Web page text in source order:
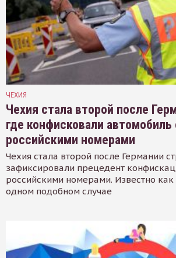
ЧЕХИЯ
Чехия стала второй после
где конфисковали автомобиль
российскими номерами
Чехия стала второй после Германии
зафиксировали прецедент
российскими номерами. Известно
одном подобном случае